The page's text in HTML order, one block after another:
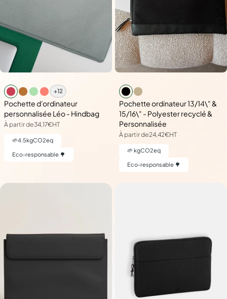
+12
Pochette d'ordinateur
personnalisée Léo - Hindbag
À partir de34,17€HT
🌱4.5kgCO2eq
Eco-responsable 🌳
Pochette ordinateur 13/14\" &
15/16\" - Polyester recyclé &
Personnalisée
À partir de24,42€HT
🌱kgCO2eq
Eco-responsable 🌳